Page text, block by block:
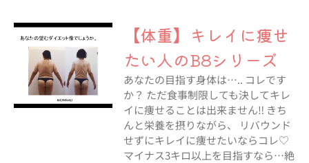
【体重】キレイに痩せ
たい人のB8シリーズ
あなたの目指す身体は….. コレです
か？ ただ食事制限しても決してキレ
イに痩せることは出来ません‼︎ きち
んと栄養を摂りながら、 リバウンド
せずにキレイに痩せたいならコレ♡
マイナス3キロ以上を目指すなら…絶